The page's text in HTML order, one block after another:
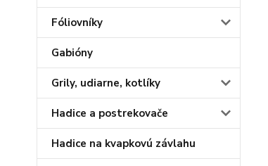
Fóliovníky
Gabióny
Grily, udiarne, kotlíky
Hadice a postrekovače
Hadice na kvapkovú závlahu